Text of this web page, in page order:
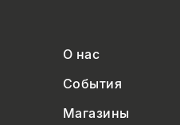
О нас
События
Магазины